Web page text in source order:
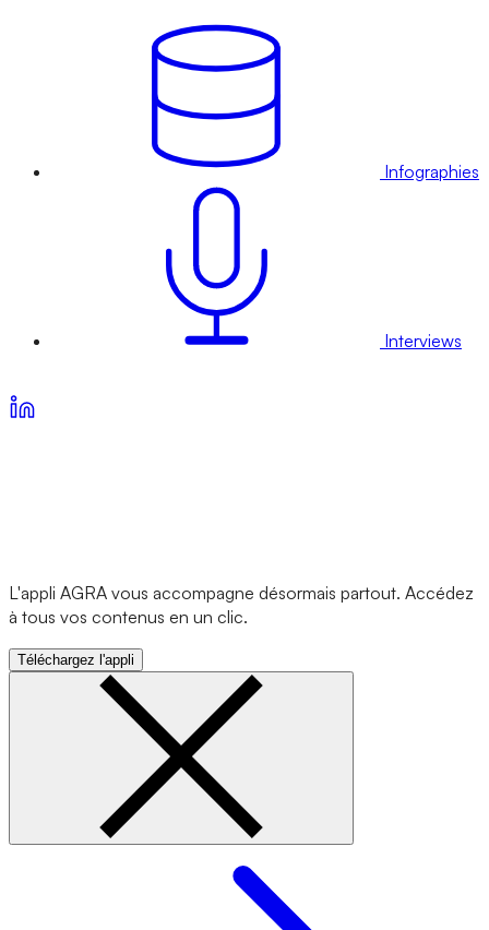
Infographies
Interviews
L'appli AGRA vous accompagne désormais partout. Accédez
à tous vos contenus en un clic.
Téléchargez l'appli